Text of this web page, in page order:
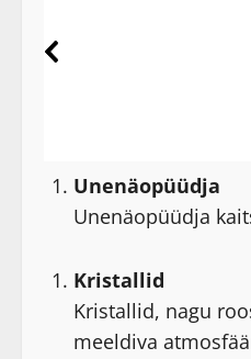
Unenäopüüdja
Unenäopüüdja
Kristallid
Kristallid, nagu
meeldiva